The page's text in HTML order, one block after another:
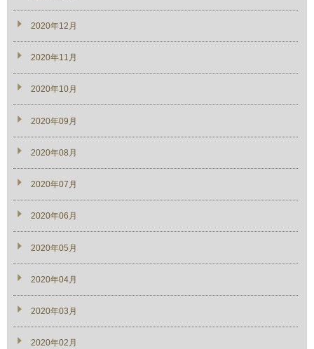
2020年12月
2020年11月
2020年10月
2020年09月
2020年08月
2020年07月
2020年06月
2020年05月
2020年04月
2020年03月
2020年02月